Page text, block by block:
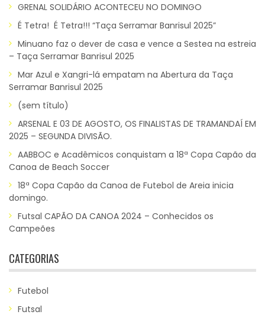
GRENAL SOLIDÁRIO ACONTECEU NO DOMINGO
É Tetra! É Tetra!!! “Taça Serramar Banrisul 2025”
Minuano faz o dever de casa e vence a Sestea na estreia
– Taça Serramar Banrisul 2025
Mar Azul e Xangri-lá empatam na Abertura da Taça
Serramar Banrisul 2025
(sem título)
ARSENAL E 03 DE AGOSTO, OS FINALISTAS DE TRAMANDAÍ EM
2025 – SEGUNDA DIVISÃO.
AABBOC e Acadêmicos conquistam a 18ª Copa Capão da
Canoa de Beach Soccer
18ª Copa Capão da Canoa de Futebol de Areia inicia
domingo.
Futsal CAPÃO DA CANOA 2024 – Conhecidos os
Campeões
CATEGORIAS
Futebol
Futsal